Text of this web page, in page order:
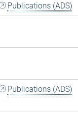
Publications (ADS)
Publications (ADS)